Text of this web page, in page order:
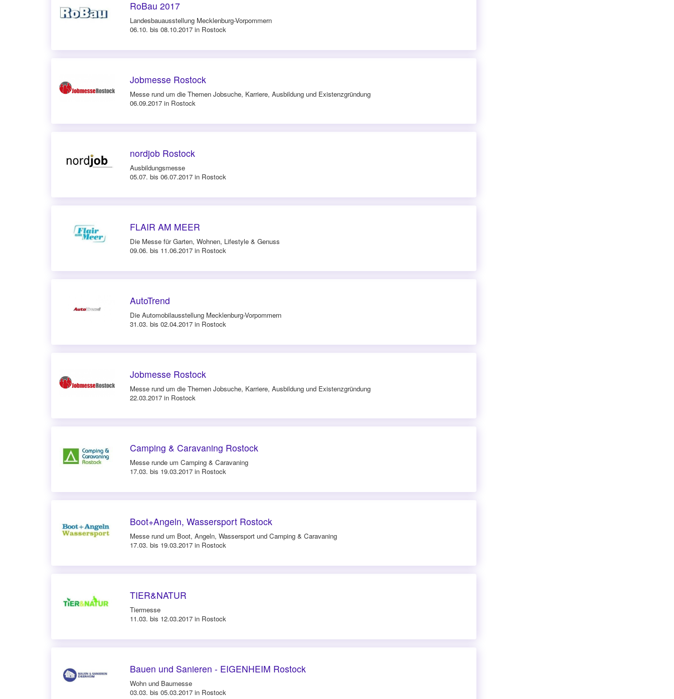
RoBau 2017
Landesbauausstellung Mecklenburg-Vorpommern
06.10. bis 08.10.2017 in Rostock
Jobmesse Rostock
Messe rund um die Themen Jobsuche, Karriere, Ausbildung und Existenzgründung
06.09.2017 in Rostock
nordjob Rostock
Ausbildungsmesse
05.07. bis 06.07.2017 in Rostock
FLAIR AM MEER
Die Messe für Garten, Wohnen, Lifestyle & Genuss
09.06. bis 11.06.2017 in Rostock
AutoTrend
Die Automobilausstellung Mecklenburg-Vorpommern
31.03. bis 02.04.2017 in Rostock
Jobmesse Rostock
Messe rund um die Themen Jobsuche, Karriere, Ausbildung und Existenzgründung
22.03.2017 in Rostock
Camping & Caravaning Rostock
Messe runde um Camping & Caravaning
17.03. bis 19.03.2017 in Rostock
Boot+Angeln, Wassersport Rostock
Messe rund um Boot, Angeln, Wassersport und Camping & Caravaning
17.03. bis 19.03.2017 in Rostock
TIER&NATUR
Tiermesse
11.03. bis 12.03.2017 in Rostock
Bauen und Sanieren - EIGENHEIM Rostock
Wohn und Baumesse
03.03. bis 05.03.2017 in Rostock